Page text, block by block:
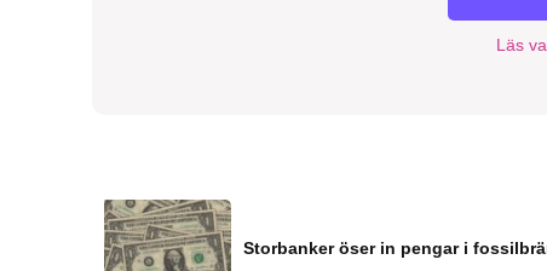
Läs
Storbanker öser in pengar i